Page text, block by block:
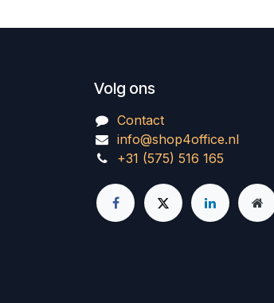
Volg ons
Contact
info@shop4office.nl
+31 (575) 516 165